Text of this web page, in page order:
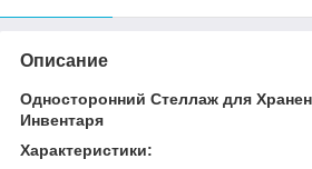
Описание
Односторонний Стеллаж для
Инвентаря
Характеристики: